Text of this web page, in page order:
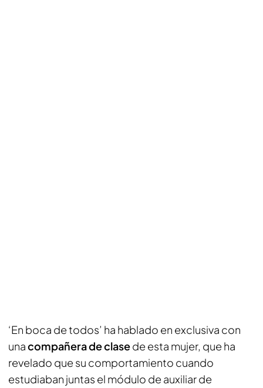
‘En boca de todos’ ha hablado en exclusiva con
unacompañera de clasede esta mujer, que ha
revelado que su comportamiento cuando
estudiaban juntas el módulo de auxiliar de